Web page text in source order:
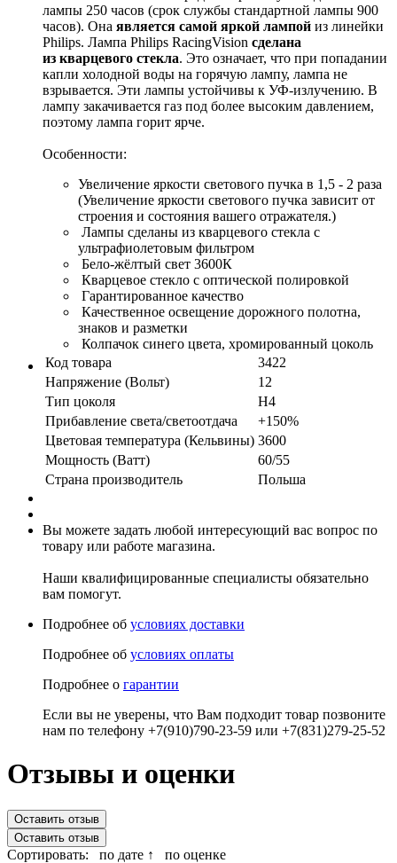
лампы 250 часов (срок службы стандартной лампы 900
часов). Она является самой яркой лампой из линейки
Philips. Лампа Philips RacingVision сделана
из кварцевого стекла. Это означает, что при попадании
капли холодной воды на горячую лампу, лампа не
взрывается. Эти лампы устойчивы к УФ-излучению. В
лампу закачивается газ под более высоким давлением,
поэтому лампа горит ярче.
Особенности:
Увеличение яркости светового пучка в 1,5 - 2 раза
(Увеличение яркости светового пучка зависит от
строения и состояния вашего отражателя.)
Лампы сделаны из кварцевого стекла с
ультрафиолетовым фильтром
Бело-жёлтый свет 3600К
Кварцевое стекло с оптической полировкой
Гарантированное качество
Качественное освещение дорожного полотна,
знаков и разметки
Колпачок синего цвета, хромированный цоколь
Код товара
3422
Напряжение (Вольт)
12
Тип цоколя
H4
Прибавление света/светоотдача
+150%
Цветовая температура (Кельвины) 3600
Мощность (Ватт)
60/55
Страна производитель
Польша
Вы можете задать любой интересующий вас вопрос по
товару или работе магазина.
Наши квалифицированные специалисты обязательно
вам помогут.
Подробнее об условиях доставки
Подробнее об условиях оплаты
Подробнее о гарантии
Если вы не уверены, что Вам подходит товар позвоните
нам по телефону +7(910)790-23-59 или +7(831)279-25-52
Отзывы и оценки
Оставить отзыв
Оставить отзыв
Сортировать: по дате ↑ по оценке